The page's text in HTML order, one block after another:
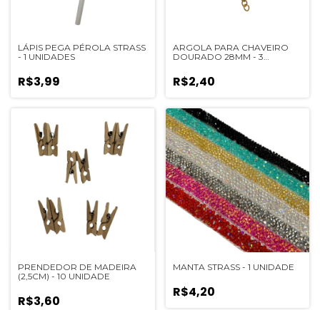
LÁPIS PEGA PÉROLA STRASS
- 1 UNIDADES
R$3,99
ARGOLA PARA CHAVEIRO
DOURADO 28MM - 3
R$2,40
PRENDEDOR DE MADEIRA
(2,5CM) - 10 UNIDADE
R$3,60
MANTA STRASS - 1 UNIDADE
R$4,20